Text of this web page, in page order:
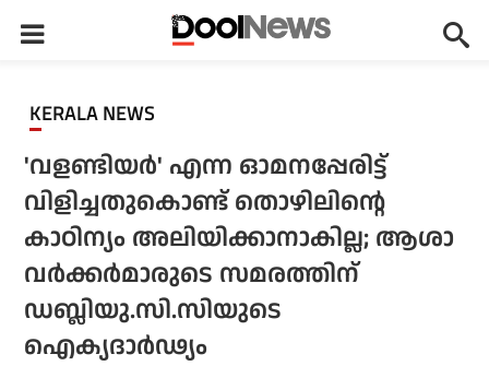
KERALA NEWS
'വളണ്ടിയര്‍' എന്ന ഓമനപ്പേരിട്ട്
വിളിച്ചതുകൊണ്ട് തൊഴിലിന്റെ
കാഠിന്യം അലിയിക്കാനാകില്ല; ആശാ
വര്‍ക്കര്‍മാരുടെ സമരത്തിന്
ഡബ്ലിയു.സി.സിയുടെ
ഐക്യദാര്‍ഢ്യം